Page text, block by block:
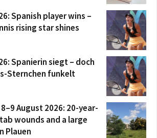
Spanish player wins –
rising star shines
Spanierin siegt – doch
Sternchen funkelt
August 2026: 20-year-
wounds and a large
Plauen